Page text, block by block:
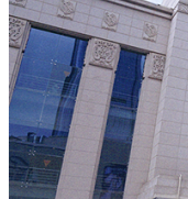
公开招标
中标公示
竞争性磋商
废标终止
更正公告
其他公告
单一来源公
一带一路